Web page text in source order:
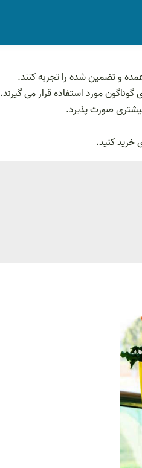
و تضمین شده را تجربه کنند.
مورد استفاده قرار می گیرند.
صورت پذیرد.
خرید کنید.